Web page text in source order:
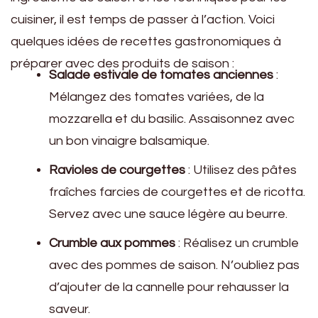
cuisiner, il est temps de passer à l’action. Voici
quelques idées de recettes gastronomiques à
préparer avec des produits de saison :
Salade estivale de tomates anciennes :
Mélangez des tomates variées, de la
mozzarella et du basilic. Assaisonnez avec
un bon vinaigre balsamique.
Ravioles de courgettes : Utilisez des pâtes
fraîches farcies de courgettes et de ricotta.
Servez avec une sauce légère au beurre.
Crumble aux pommes : Réalisez un crumble
avec des pommes de saison. N’oubliez pas
d’ajouter de la cannelle pour rehausser la
saveur.